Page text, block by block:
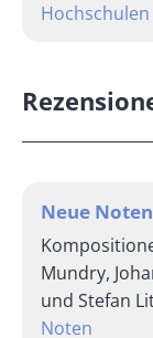
Neue
Mundry,
und Stefan
Noten